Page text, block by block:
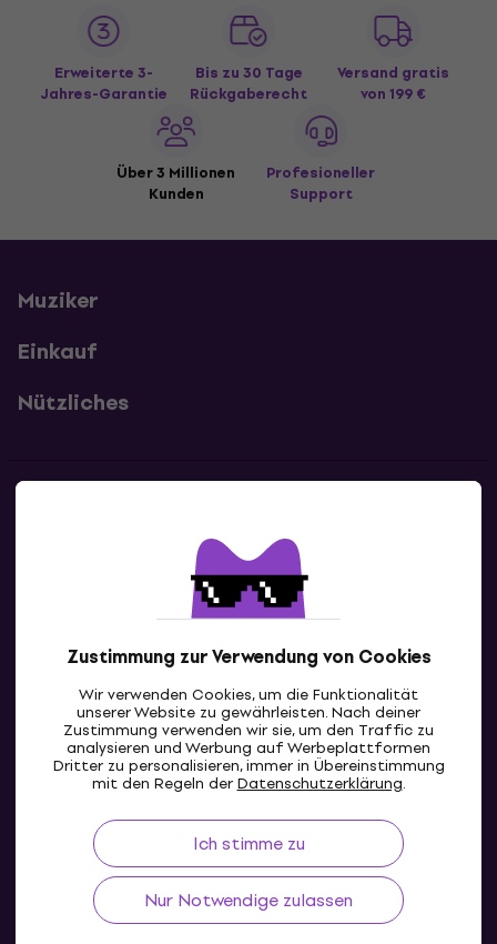
Zustimmung zur Verwendung von Cookies
Wir verwenden Cookies, um die Funktionalität
unserer Website zu gewährleisten. Nach deiner
Zustimmung verwenden wir sie, um den Traffic zu
analysieren und Werbung auf Werbeplattformen
Dritter zu personalisieren, immer in Übereinstimmung
mit den Regeln derDatenschutzerklärung.
Ich stimme zu
Nur Notwendige zulassen
Erweiterte 3-
Jahres-Garantie
Bis zu 30 Tage
Rückgaberecht
Versand gratis
von 199 €
Über 3 Millionen
Kunden
Profesioneller
Support
Muziker
Einkauf
Nützliches
Kontaktiere uns
DE